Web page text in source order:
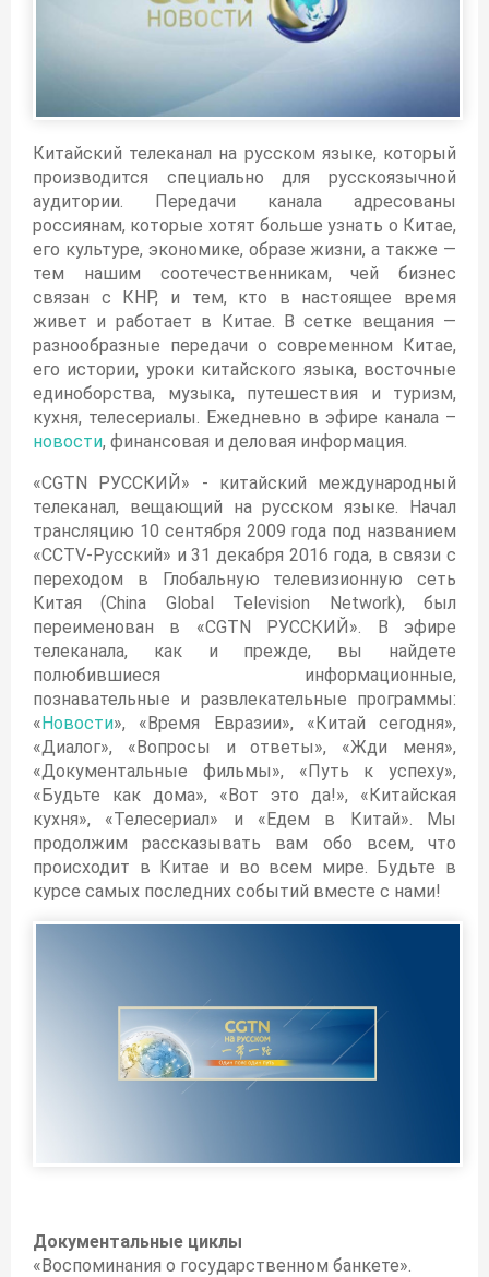
Китайский телеканал на русском языке, который
производится специально для русскоязычной
аудитории. Передачи канала адресованы
россиянам, которые хотят больше узнать о Китае,
его культуре, экономике, образе жизни, а также —
тем нашим соотечественникам, чей бизнес
связан с КНР, и тем, кто в настоящее время
живет и работает в Китае. В сетке вещания —
разнообразные передачи о современном Китае,
его истории, уроки китайского языка, восточные
единоборства, музыка, путешествия и туризм,
кухня, телесериалы. Ежедневно в эфире канала –
новости, финансовая и деловая информация.
«CGTN РУССКИЙ» - китайский международный
телеканал, вещающий на русском языке. Начал
трансляцию 10 сентября 2009 года под названием
«CCTV-Русский» и 31 декабря 2016 года, в связи с
переходом в Глобальную телевизионную сеть
Китая (China Global Television Network), был
переименован в «CGTN РУССКИЙ». В эфире
телеканала, как и прежде, вы найдете
полюбившиеся информационные,
познавательные и развлекательные программы:
« Новости», «Время Евразии», «Китай сегодня»,
«Диалог», «Вопросы и ответы», «Жди меня»,
«Документальные фильмы», «Путь к успеху»,
«Будьте как дома», «Вот это да!», «Китайская
кухня», «Телесериал» и «Едем в Китай». Мы
продолжим рассказывать вам обо всем, что
происходит в Китае и во всем мире. Будьте в
курсе самых последних событий вместе с нами!
Документальные циклы
«Воспоминания о государственном банкете».